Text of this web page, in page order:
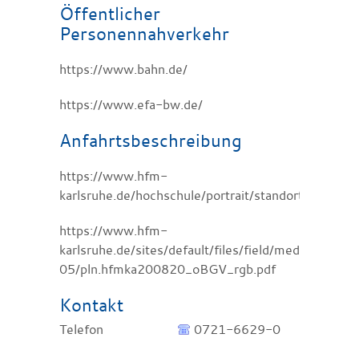
Öffentlicher
Personennahverkehr
https://www.bahn.de/
https://www.efa-bw.de/
Anfahrtsbeschreibung
https://www.hfm-
karlsruhe.de/hochschule/portrait/standortcampus
https://www.hfm-
karlsruhe.de/sites/default/files/field/media_file/
05/pln.hfmka200820_oBGV_rgb.pdf
Kontakt
Telefon
0721-6629-0